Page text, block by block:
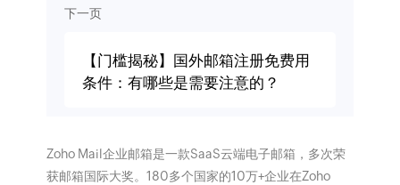
下一页
【门槛揭秘】国外邮箱注册免费用
条件：有哪些是需要注意的？
Zoho Mail企业邮箱是一款SaaS云端电子邮箱，多次荣
获邮箱国际大奖。180多个国家的10万+企业在Zoho